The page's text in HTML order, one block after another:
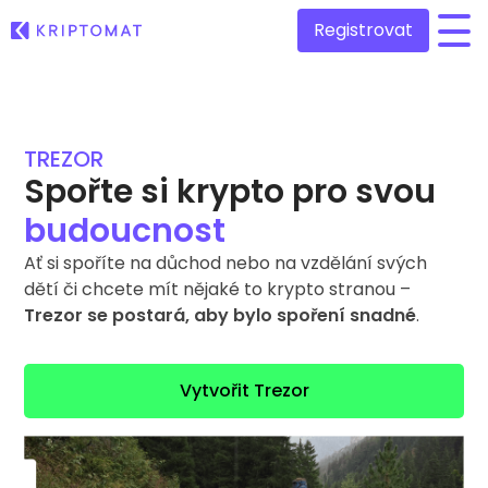
Hlavní vítězové a poražení
Najděte investiční příležitosti
Nedávno přidané
Nově přidané tokeny na Kriptomat
Kdybych koupil/a v hodnotě 100 €…
Kupte a prodejte krypto
Kupujte přes 300 kryptoměn
Směňte krypto
Přes 1000 párových možností
Chytrý způsob investování do krypta
Kriptomat peněženka
Bezpečná a jednoduchá krypto peněženka
Průzkumník investic
Registrovat
TREZOR
Spořte si krypto pro svou
budoucnost
Ať si spoříte na důchod nebo na vzdělání svých
dětí či chcete mít nějaké to krypto stranou –
Trezor se postará, aby bylo spoření snadné.
Vytvořit Trezor